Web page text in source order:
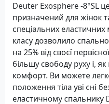
Deuter Exosphere -8°SL
призначений для жінок
спеціальних еластичних
класу дозволило
на 25% від своєї
більшу свободу руху і,
комфорт. Ви можете
положення тіла уві сні
еластичному спальнику